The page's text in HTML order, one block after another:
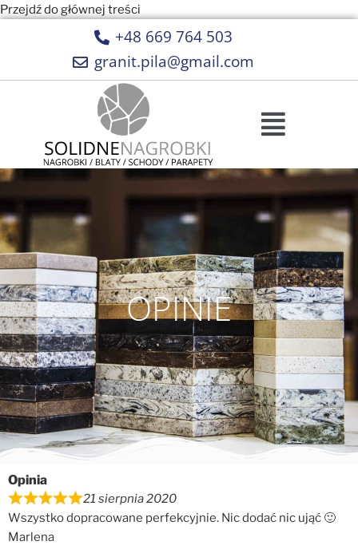
Przejdź do głównej treści
+48 669 764 503
granit.pila@gmail.com
OPINIE
Opinia
21 sierpnia 2020
Wszystko dopracowane perfekcyjnie. Nic dodać nic ująć 🙂
Marlena